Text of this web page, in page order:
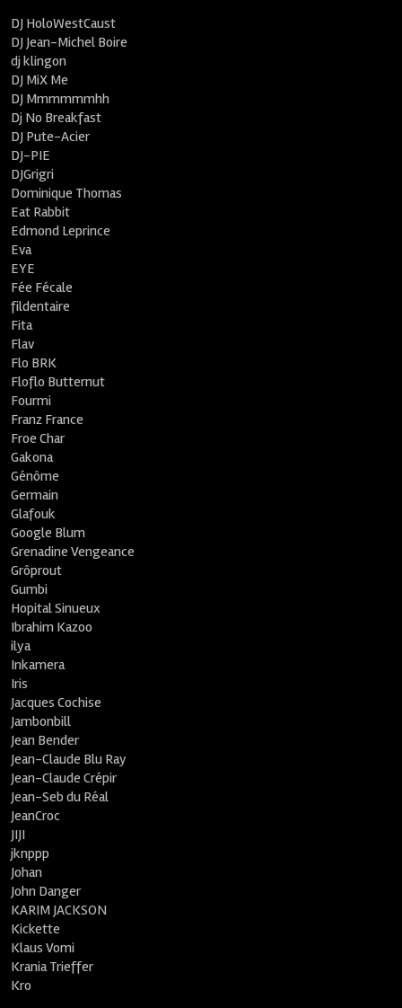
DJ HoloWestCaust
DJ Jean-Michel Boire
dj klingon
DJ MiX Me
DJ Mmmmmmhh
Dj No Breakfast
DJ Pute-Acier
DJ-PIE
DJGrigri
Dominique Thomas
Eat Rabbit
Edmond Leprince
Eva
EYE
Fée Fécale
fildentaire
Fita
Flav
Flo BRK
Floflo Butternut
Fourmi
Franz France
Froe Char
Gakona
Génôme
Germain
Glafouk
Google Blum
Grenadine Vengeance
Grôprout
Gumbi
Hopital Sinueux
Ibrahim Kazoo
ilya
Inkamera
Iris
Jacques Cochise
Jambonbill
Jean Bender
Jean-Claude Blu Ray
Jean-Claude Crépir
Jean-Seb du Réal
JeanCroc
JIJI
jknppp
Johan
John Danger
KARIM JACKSON
Kickette
Klaus Vomi
Krania Trieffer
Kro